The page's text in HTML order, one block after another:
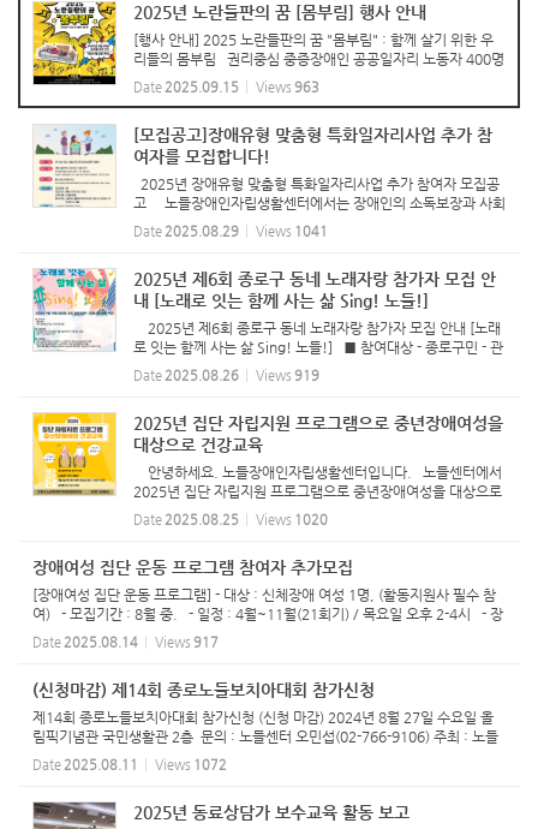
2025년 노란들판의 꿈 [몸부림] 행사 안내
[행사 안내] 2025 노란들판의 꿈 "몸부림" : 함께 살기 위한 우
리들의 몸부림 권리중심 중증장애인 공공일자리 노동자 400명
이 하루아침에 해고되고, 탈시설엔 천문학적인 예산이 든다는
이유로 장애인을 시설로 내모는 정책에 앞장서고 있는 오세훈 서
Date 2025.09.15 Views 963
[모집공고]장애유형 맞춤형 특화일자리사업 추가 참
여자를 모집합니다!
2025년 장애유형 맞춤형 특화일자리사업 추가 참여자 모집공
고 노들장애인자립생활센터에서는 장애인의 소독보장과 사회
참여 확대하기 위해서 장애유형 맞춤형 특화일자리사업에 참여
하실 장애인을 아래와 같이 모집 하오니 많은 지원 바랍니다.
Date 2025.08.29 Views 1041
2025년 제6회 종로구 동네 노래자랑 참가자 모집 안
내 [노래로 잇는 함께 사는 삶 Sing! 노들!]
2025년 제6회 종로구 동네 노래자랑 참가자 모집 안내 [노래
로 잇는 함께 사는 삶 Sing! 노들!] ■ 참여대상 - 종로구민 - 관
내 장애인단체 및 시민단체 회원 ■ 신청/문의 - 신청접수기간:
8/25(월)~9/4(목) 까지 구글링크 신청 - 신청접수 링크: http
Date 2025.08.26 Views 919
2025년 집단 자립지원 프로그램으로 중년장애여성을
대상으로 건강교육
안녕하세요. 노들장애인자립생활센터입니다. 노들센터에서
2025년 집단 자립지원 프로그램으로 중년장애여성을 대상으로
건강교육을 진행하고자 합니다. <웹자보 내용> 2025년 집단
자립지원 프로그램 중년장애여성 건강교육 누구랑 : 중년 장애
Date 2025.08.25 Views 1020
장애여성 집단 운동 프로그램 참여자 추가모집
[장애여성 집단 운동 프로그램] - 대상 : 신체장애 여성 1명, (활동지원사 필수 참
여) - 모집기간 : 8월 중. - 일정 : 4월~11월(21회기) / 목요일 오후 2-4시 - 장
소 : 노들장애인자립생활센터 프로그램실1 - 신청 문의 : 활동지원팀 최유진 07
0-8852...
Date 2025.08.14 Views 917
(신청마감) 제14회 종로노들보치아대회 참가신청
제14회 종로노들보치아대회 참가신청 (신청 마감) 2024년 8월 27일 수요일 올
림픽기념관 국민생활관 2층 문의 : 노들센터 오민섭(02-766-9106) 주최 : 노들
장애인자립생활센터 지원 : 종로구장애인체육회 [참가 기준] 1) 선수는 한 팀
당 4명의 장애인과 ...
Date 2025.08.11 Views 1072
2025년 동료상담가 보수교육 활동 보고